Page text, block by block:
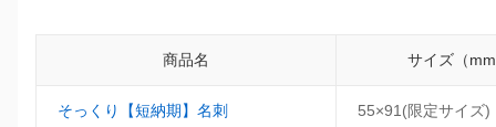
商品名 サイズ（
そっくり【短納期】名刺 55×91(限定サイズ)